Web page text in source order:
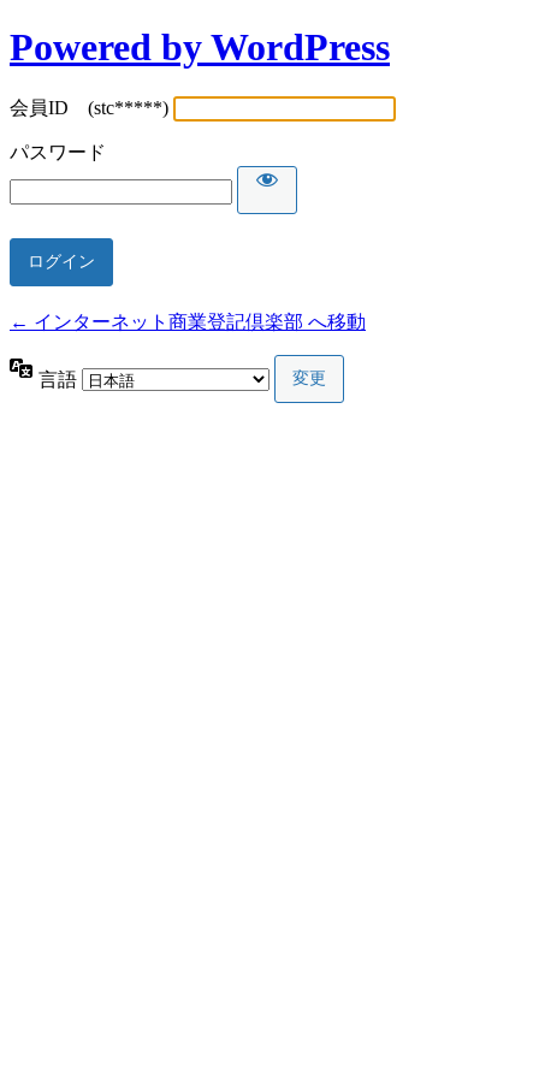
Powered by WordPress
会員ID (stc*****)
パスワード
← インターネット商業登記倶楽部 へ移動
言語